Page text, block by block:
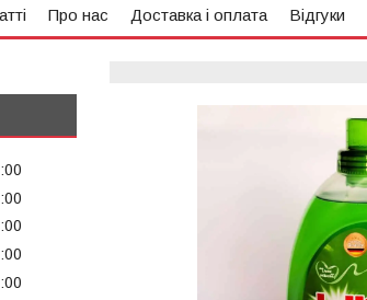
Про нас Доставка і оплата Відгуки